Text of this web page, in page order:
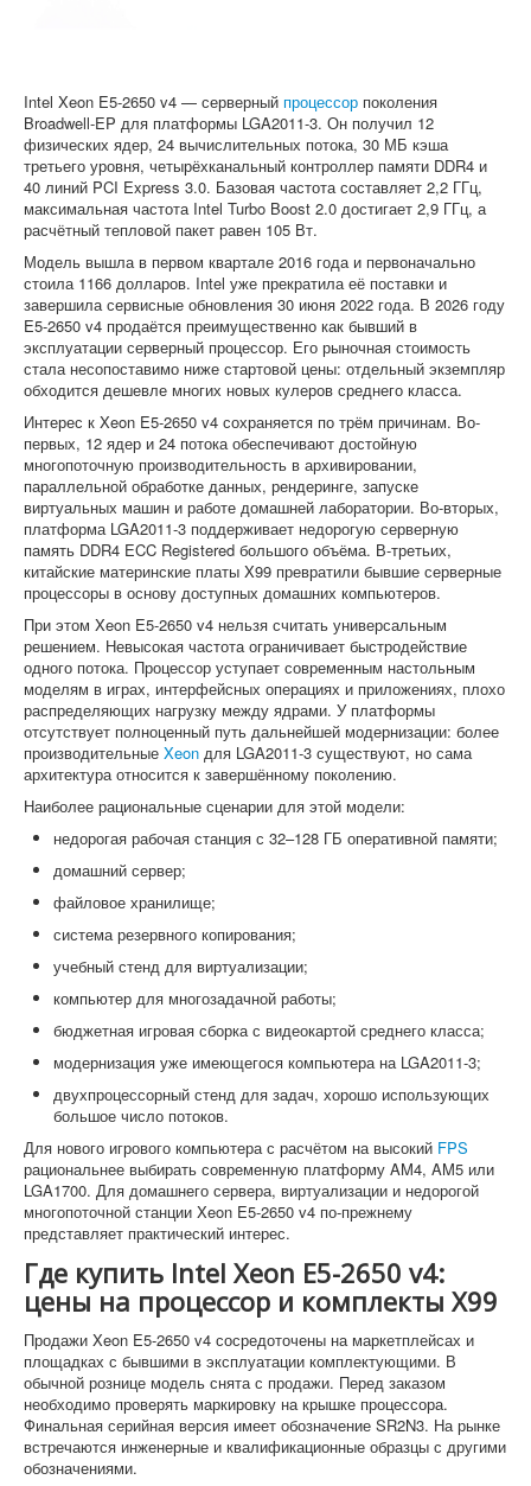
Intel Xeon E5-2650 v4 — серверный процессор поколения
Broadwell-EP для платформы LGA2011-3. Он получил 12
физических ядер, 24 вычислительных потока, 30 МБ кэша
третьего уровня, четырёхканальный контроллер памяти DDR4 и
40 линий PCI Express 3.0. Базовая частота составляет 2,2 ГГц,
максимальная частота Intel Turbo Boost 2.0 достигает 2,9 ГГц, а
расчётный тепловой пакет равен 105 Вт.
Модель вышла в первом квартале 2016 года и первоначально
стоила 1166 долларов. Intel уже прекратила её поставки и
завершила сервисные обновления 30 июня 2022 года. В 2026 году
E5-2650 v4 продаётся преимущественно как бывший в
эксплуатации серверный процессор. Его рыночная стоимость
стала несопоставимо ниже стартовой цены: отдельный экземпляр
обходится дешевле многих новых кулеров среднего класса.
Интерес к Xeon E5-2650 v4 сохраняется по трём причинам. Во-
первых, 12 ядер и 24 потока обеспечивают достойную
многопоточную производительность в архивировании,
параллельной обработке данных, рендеринге, запуске
виртуальных машин и работе домашней лаборатории. Во-вторых,
платформа LGA2011-3 поддерживает недорогую серверную
память DDR4 ECC Registered большого объёма. В-третьих,
китайские материнские платы X99 превратили бывшие серверные
процессоры в основу доступных домашних компьютеров.
При этом Xeon E5-2650 v4 нельзя считать универсальным
решением. Невысокая частота ограничивает быстродействие
одного потока. Процессор уступает современным настольным
моделям в играх, интерфейсных операциях и приложениях, плохо
распределяющих нагрузку между ядрами. У платформы
отсутствует полноценный путь дальнейшей модернизации: более
производительные Xeon для LGA2011-3 существуют, но сама
архитектура относится к завершённому поколению.
Наиболее рациональные сценарии для этой модели:
недорогая рабочая станция с 32–128 ГБ оперативной памяти;
домашний сервер;
файловое хранилище;
система резервного копирования;
учебный стенд для виртуализации;
компьютер для многозадачной работы;
бюджетная игровая сборка с видеокартой среднего класса;
модернизация уже имеющегося компьютера на LGA2011-3;
двухпроцессорный стенд для задач, хорошо использующих
большое число потоков.
Для нового игрового компьютера с расчётом на высокий FPS
рациональнее выбирать современную платформу AM4, AM5 или
LGA1700. Для домашнего сервера, виртуализации и недорогой
многопоточной станции Xeon E5-2650 v4 по-прежнему
представляет практический интерес.
Где купить Intel Xeon E5-2650 v4:
цены на процессор и комплекты X99
Продажи Xeon E5-2650 v4 сосредоточены на маркетплейсах и
площадках с бывшими в эксплуатации комплектующими. В
обычной рознице модель снята с продажи. Перед заказом
необходимо проверять маркировку на крышке процессора.
Финальная серийная версия имеет обозначение SR2N3. На рынке
встречаются инженерные и квалификационные образцы с другими
обозначениями.